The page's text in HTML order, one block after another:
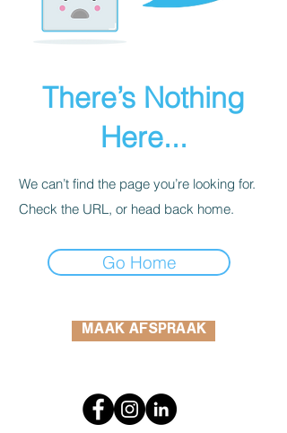
There’s Nothing
Here...
We can’t find the page you’re looking for.
Check the URL, or head back home.
Go Home
MAAK AFSPRAAK